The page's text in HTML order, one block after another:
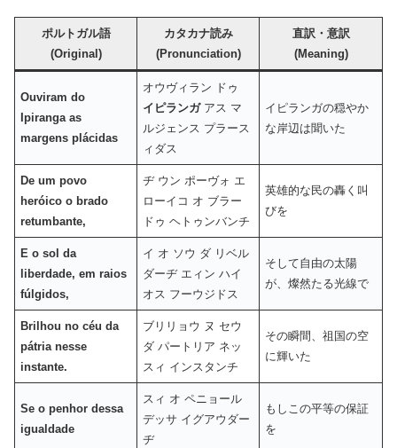
ポルトガル語
(Original)
カタカナ読み
(Pronunciation)
直訳・意訳
(Meaning)
Ouviram do
Ipiranga as
margens plácidas
オウヴィラン ドゥ
イピランガアス マ
ルジェンス プラース
ィダス
イピランガの穏やか
な岸辺は聞いた
De um povo
heróico o brado
retumbante,
ヂ ウン ポーヴォ エ
ローイコ オ ブラー
ドゥ ヘトゥンバンチ
英雄的な民の轟く叫
びを
E o sol da
liberdade, em raios
fúlgidos,
イ オ ソウ ダ リベル
ダーヂ エィン ハイ
オス フーウジドス
そして自由の太陽
が、燦然たる光線で
Brilhou no céu da
pátria nesse
instante.
ブリリョウ ヌ セウ
ダ パートリア ネッ
スィ インスタンチ
その瞬間、祖国の空
に輝いた
Se o penhor dessa
igualdade
スィ オ ペニョール
デッサ イグアウダー
ヂ
もしこの平等の保証
を